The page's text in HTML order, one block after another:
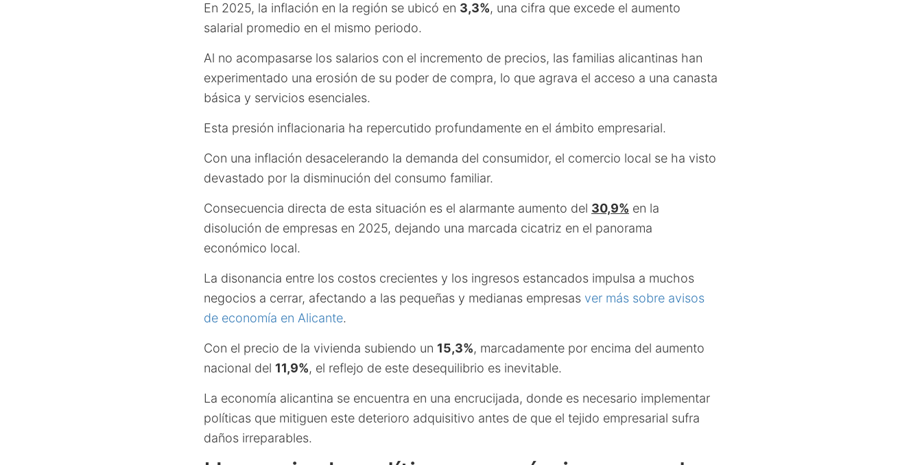
En 2025, la inflación en la región se ubicó en 3,3%, una cifra que excede el aumento
salarial promedio en el mismo periodo.
Al no acompasarse los salarios con el incremento de precios, las familias alicantinas han
experimentado una erosión de su poder de compra, lo que agrava el acceso a una canasta
básica y servicios esenciales.
Esta presión inflacionaria ha repercutido profundamente en el ámbito empresarial.
Con una inflación desacelerando la demanda del consumidor, el comercio local se ha visto
devastado por la disminución del consumo familiar.
Consecuencia directa de esta situación es el alarmante aumento del 30,9% en la
disolución de empresas en 2025, dejando una marcada cicatriz en el panorama
económico local.
La disonancia entre los costos crecientes y los ingresos estancados impulsa a muchos
negocios a cerrar, afectando a las pequeñas y medianas empresas ver más sobre avisos
de economía en Alicante.
Con el precio de la vivienda subiendo un 15,3%, marcadamente por encima del aumento
nacional del 11,9%, el reflejo de este desequilibrio es inevitable.
La economía alicantina se encuentra en una encrucijada, donde es necesario implementar
políticas que mitiguen este deterioro adquisitivo antes de que el tejido empresarial sufra
daños irreparables.